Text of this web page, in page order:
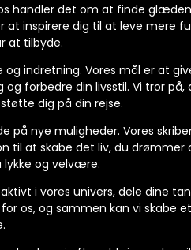
handler det om at finde
at inspirere dig til at leve mere
at tilbyde.
indretning. Vores mål er at
forbedre din livsstil. Vi tror på,
dig på din rejse.
på nye muligheder. Vores
til at skabe det liv, du drømmer
og velvære.
i vores univers, dele dine
os, og sammen kan vi skabe